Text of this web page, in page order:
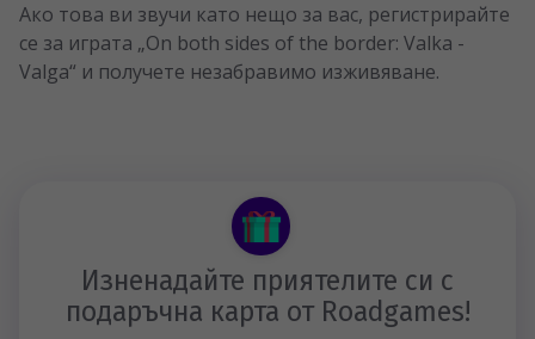
Ако това ви звучи като нещо за вас, регистрирайте
се за играта „On both sides of the border: Valka -
Valga“ и получете незабравимо изживяване.
Изненадайте приятелите си с
подаръчна карта от Roadgames!